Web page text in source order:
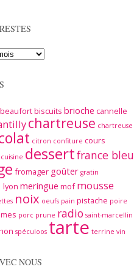
beaufortbiscuits brioche cannelle
chartreuse chartreuse
citron confiture cours
cuisine dessertfrance bleu
fromager goûter gratin
lyon meringue mof mousse
noix oeufs pain pistache poire
porc prune radio saint-marcellin
spéculoos tarte terrine vin
NOUS